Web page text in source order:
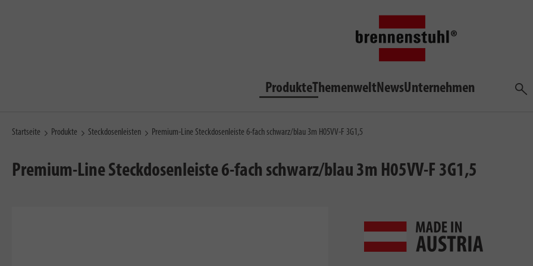
ProdukteThemenweltNewsUnternehmen
Startseite Produkte Steckdosenleisten Premium-Line Steckdosenleiste 6-fach schwarz/blau 3m H05VV-F 3G1,5
Premium-Line Steckdosenleiste 6-fach schwarz/blau 3m H05VV-F 3G1,5